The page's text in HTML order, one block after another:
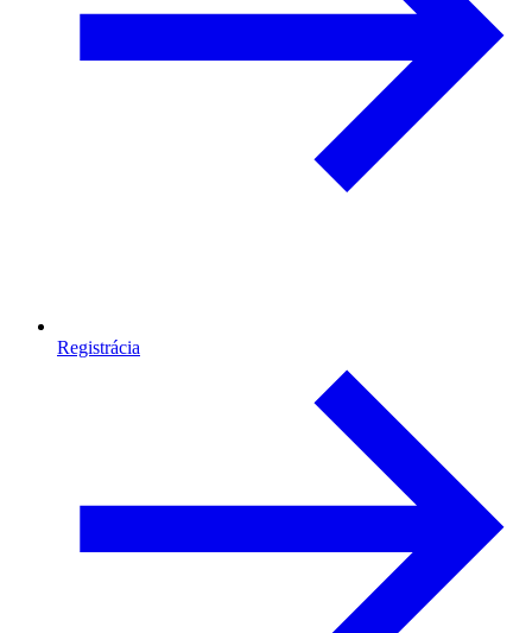
Registrácia